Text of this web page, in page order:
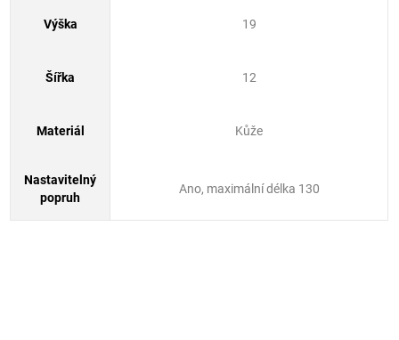
Výška 19
Šířka 12
Materiál Kůže
Nastavitelný
popruh
Ano, maximální délka 130